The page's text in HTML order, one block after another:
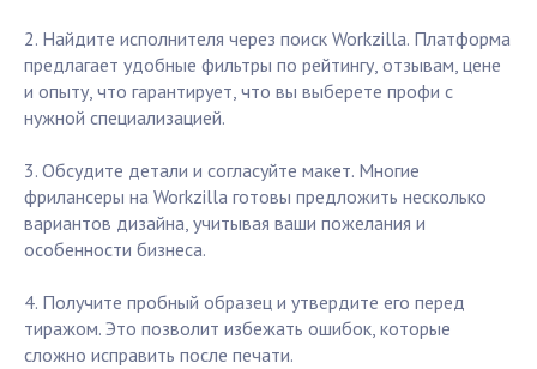
2. Найдите исполнителя через поиск Workzilla. Платформа
предлагает удобные фильтры по рейтингу, отзывам, цене
и опыту, что гарантирует, что вы выберете профи с
нужной специализацией.
3. Обсудите детали и согласуйте макет. Многие
фрилансеры на Workzilla готовы предложить несколько
вариантов дизайна, учитывая ваши пожелания и
особенности бизнеса.
4. Получите пробный образец и утвердите его перед
тиражом. Это позволит избежать ошибок, которые
сложно исправить после печати.